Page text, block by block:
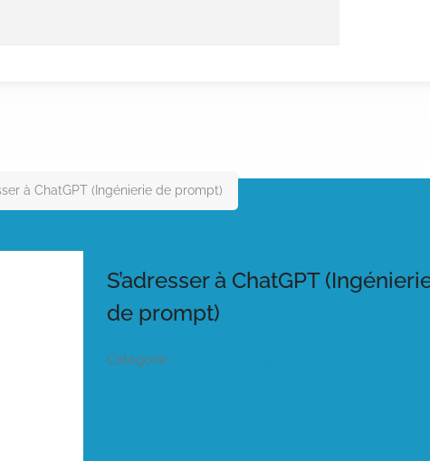
à ChatGPT (Ingénierie de prompt)
S’adresser à ChatGPT
de prompt)
Catégorie :